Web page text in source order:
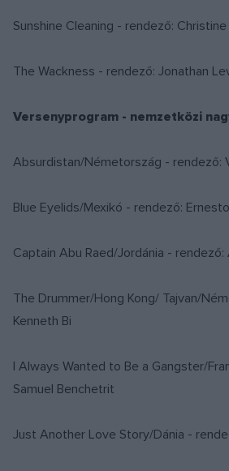
Sunshine Cleaning - rendező:
The Wackness - rendező: Jonathan
Versenyprogram - nemzetközi
Absurdistan/Németország - rendező:
Blue Eyelids/Mexikó - rendező:
Captain Abu Raed/Jordánia - rendező:
The Drummer/Hong Kong/ Tajvan/
Kenneth Bi
I Always Wanted to Be a Gangster/
Samuel Benchetrit
Just Another Love Story/Dánia -